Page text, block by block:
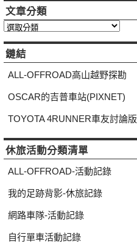
文章分類
文
分
類
鏈結
ALL-OFFROAD高山越野探勘
OSCAR的吉普車站(PIXNET)
TOYOTA 4RUNNER車友討論版
休旅活動分類清單
ALL-OFFROAD-活動記錄
我的足跡背影-休旅記錄
網路車隊-活動記錄
自行單車活動記錄